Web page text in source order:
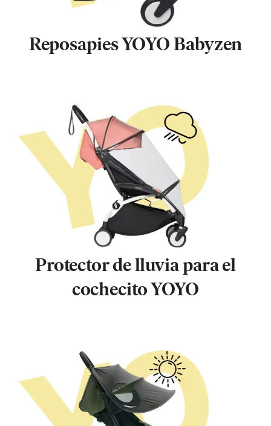
Reposapies YOYO Babyzen
Protector de lluvia para el
cochecito YOYO